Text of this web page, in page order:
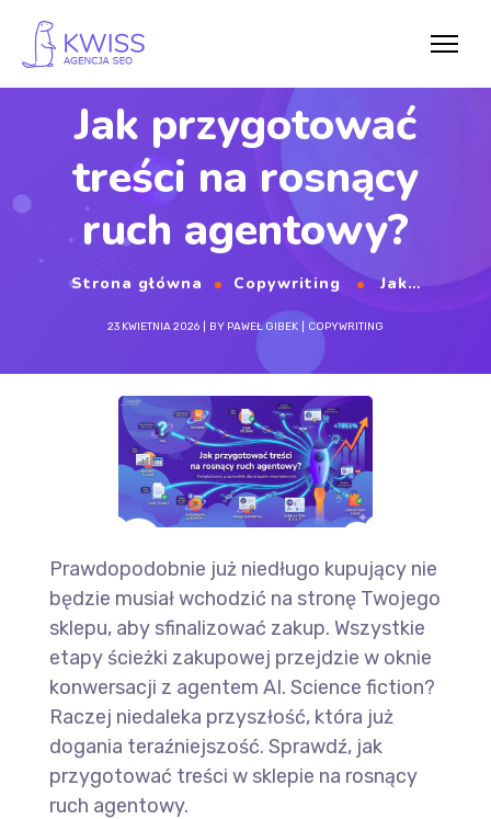
Jak przygotować
treści na rosnący
ruch agentowy?
Strona główna Copywriting Jak przygotować treści na rosnący ruch agentowy?
23 KWIETNIA 2026 BY PAWEŁ GIBEK COPYWRITING
Prawdopodobnie już niedługo kupujący nie
będzie musiał wchodzić na stronę Twojego
sklepu, aby sfinalizować zakup. Wszystkie
etapy ścieżki zakupowej przejdzie w oknie
konwersacji z agentem AI. Science fiction?
Raczej niedaleka przyszłość, która już
dogania teraźniejszość. Sprawdź, jak
przygotować treści w sklepie na rosnący
ruch agentowy.